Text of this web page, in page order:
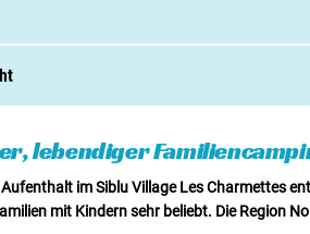
lebendiger
im Siblu Village Les Charmettes
mit Kindern sehr beliebt. Die Region
, 17570, Les Mathes
von € 58,00